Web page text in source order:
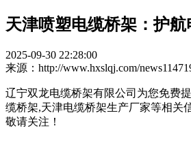
天津喷塑电缆桥架：护
2025-09-30 22:28:00
来源：http://www.hxslqj.com/
辽宁双龙电缆桥架有限公司为您免费
缆桥架,天津电缆桥架生产厂家等相关
敬请关注！